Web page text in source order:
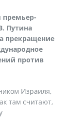
премьер-
Путина
прекращение
против
Израиля,
там считают,